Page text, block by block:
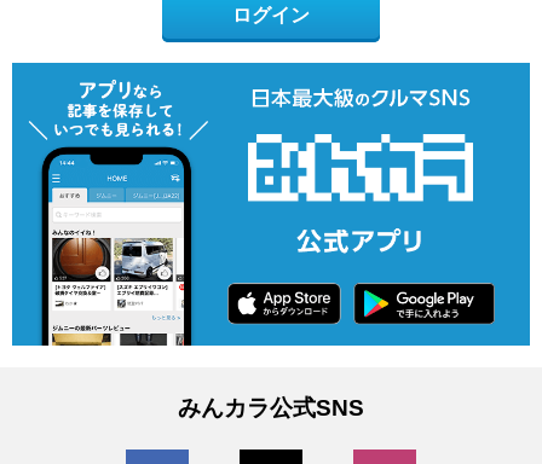
ログイン
みんカラ公式SNS